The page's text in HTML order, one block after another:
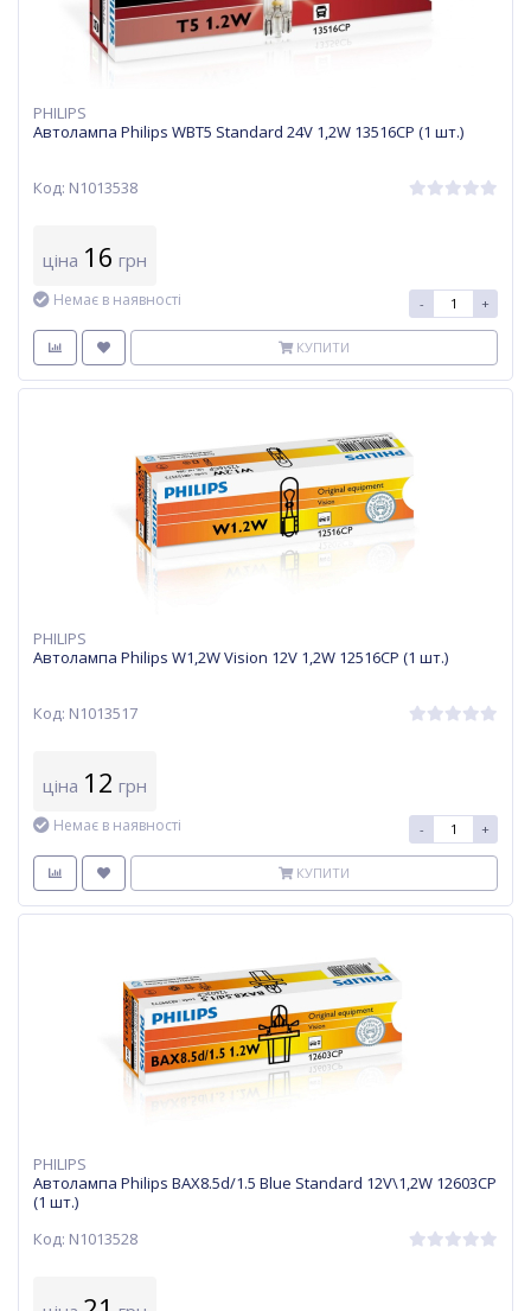
PHILIPS
Автолампа Philips WBT5 Standard 24V 1,2W 13516CP (1 шт.)
Код: N1013538
ціна 16 грн
Немає в наявності - +
КУПИТИ
PHILIPS
Автолампа Philips W1,2W Vision 12V 1,2W 12516CP (1 шт.)
Код: N1013517
ціна 12 грн
Немає в наявності - +
КУПИТИ
PHILIPS
Автолампа Philips BAX8.5d/1.5 Blue Standard 12V\1,2W 12603CP
(1 шт.)
Код: N1013528